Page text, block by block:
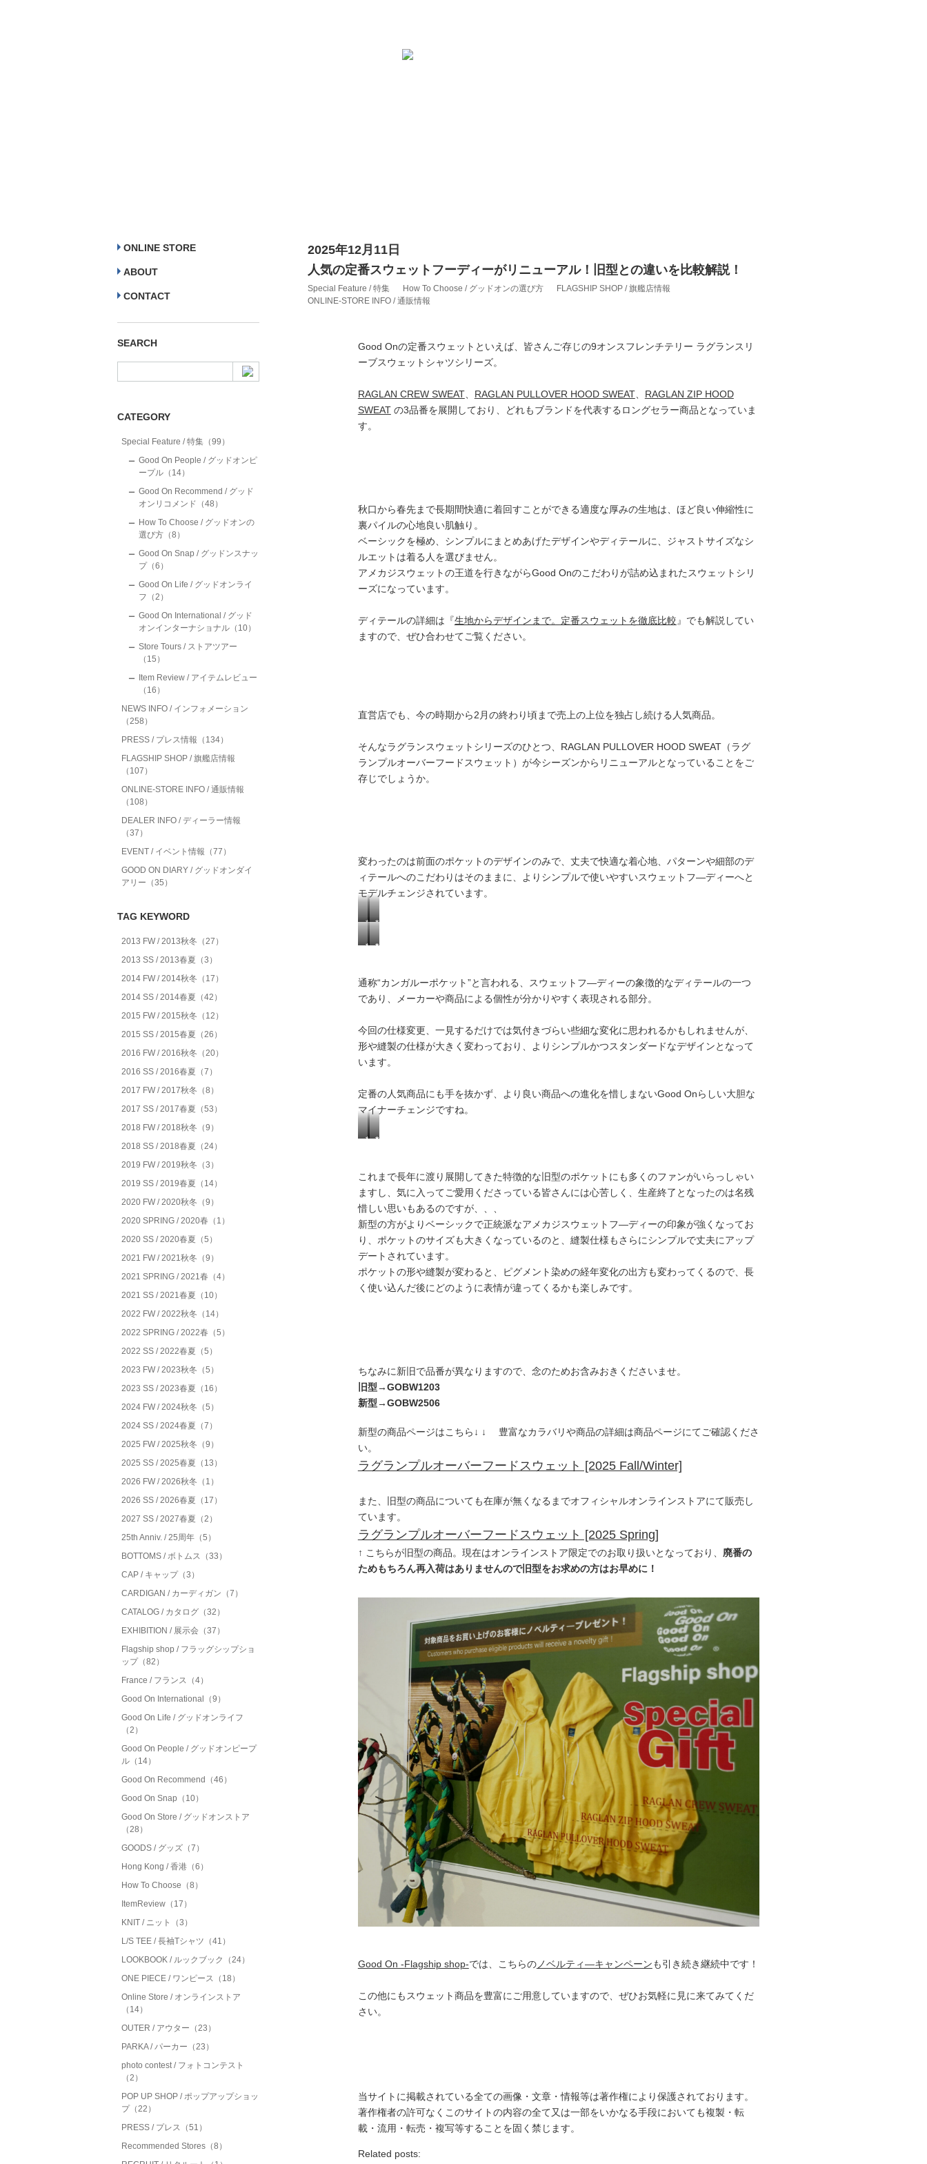
ONLINE STORE
ABOUT
CONTACT
SEARCH
CATEGORY
Special Feature / 特集（99）
Good On People / グッドオンピ
ープル（14）
Good On Recommend / グッド
オンリコメンド（48）
How To Choose / グッドオンの
選び方（8）
Good On Snap / グッドンスナッ
プ（6）
Good On Life / グッドオンライ
フ（2）
Good On International / グッド
オンインターナショナル（10）
Store Tours / ストアツアー
（15）
Item Review / アイテムレビュー
（16）
NEWS INFO / インフォメーション
（258）
PRESS / プレス情報（134）
FLAGSHIP SHOP / 旗艦店情報
（107）
ONLINE-STORE INFO / 通販情報
（108）
DEALER INFO / ディーラー情報
（37）
EVENT / イベント情報（77）
GOOD ON DIARY / グッドオンダイ
アリー（35）
TAG KEYWORD
2013 FW / 2013秋冬（27）
2013 SS / 2013春夏（3）
2014 FW / 2014秋冬（17）
2014 SS / 2014春夏（42）
2015 FW / 2015秋冬（12）
2015 SS / 2015春夏（26）
2016 FW / 2016秋冬（20）
2016 SS / 2016春夏（7）
2017 FW / 2017秋冬（8）
2017 SS / 2017春夏（53）
2018 FW / 2018秋冬（9）
2018 SS / 2018春夏（24）
2019 FW / 2019秋冬（3）
2019 SS / 2019春夏（14）
2020 FW / 2020秋冬（9）
2020 SPRING / 2020春（1）
2020 SS / 2020春夏（5）
2021 FW / 2021秋冬（9）
2021 SPRING / 2021春（4）
2021 SS / 2021春夏（10）
2022 FW / 2022秋冬（14）
2022 SPRING / 2022春（5）
2022 SS / 2022春夏（5）
2023 FW / 2023秋冬（5）
2023 SS / 2023春夏（16）
2024 FW / 2024秋冬（5）
2024 SS / 2024春夏（7）
2025 FW / 2025秋冬（9）
2025 SS / 2025春夏（13）
2026 FW / 2026秋冬（1）
2026 SS / 2026春夏（17）
2027 SS / 2027春夏（2）
25th Anniv. / 25周年（5）
BOTTOMS / ボトムス（33）
CAP / キャップ（3）
CARDIGAN / カーディガン（7）
CATALOG / カタログ（32）
EXHIBITION / 展示会（37）
Flagship shop / フラッグシップショ
ップ（82）
France / フランス（4）
Good On International（9）
Good On Life / グッドオンライフ
（2）
Good On People / グッドオンピープ
ル（14）
Good On Recommend（46）
Good On Snap（10）
Good On Store / グッドオンストア
（28）
GOODS / グッズ（7）
Hong Kong / 香港（6）
How To Choose（8）
ItemReview（17）
KNIT / ニット（3）
L/S TEE / 長袖Tシャツ（41）
LOOKBOOK / ルックブック（24）
ONE PIECE / ワンピース（18）
Online Store / オンラインストア
（14）
OUTER / アウター（23）
PARKA / パーカー（23）
photo contest / フォトコンテスト
（2）
POP UP SHOP / ポップアップショッ
プ（22）
PRESS / プレス（51）
Recommended Stores（8）
2025年12月11日
人気の定番スウェットフーディーがリニューアル！旧型との違いを比較解説！
Special Feature / 特集 How To Choose / グッドオンの選び方
FLAGSHIP SHOP / 旗艦店情報
ONLINE-STORE INFO / 通販情報
Good Onの定番スウェットといえば、皆さんご存じの9オンスフレンチテリー ラグランスリ
ーブスウェットシャツシリーズ。
RAGLAN CREW SWEAT、 RAGLAN PULLOVER HOOD SWEAT、 RAGLAN ZIP HOOD
SWEATの3品番を展開しており、どれもブランドを代表するロングセラー商品となっていま
す。
秋口から春先まで長期間快適に着回すことができる適度な厚みの生地は、ほど良い伸縮性に
裏パイルの心地良い肌触り。
ベーシックを極め、シンプルにまとめあげたデザインやディテールに、ジャストサイズなシ
ルエットは着る人を選びません。
アメカジスウェットの王道を行きながらGood Onのこだわりが詰め込まれたスウェットシリ
ーズになっています。
ディテールの詳細は『生地からデザインまで。定番スウェットを徹底比較 』でも解説してい
ますので、ぜひ合わせてご覧ください。
直営店でも、今の時期から2月の終わり頃まで売上の上位を独占し続ける人気商品。
そんなラグランスウェットシリーズのひとつ、RAGLAN PULLOVER HOOD SWEAT（ラグ
ランプルオーバーフードスウェット）が今シーズンからリニューアルとなっていることをご
存じでしょうか。
変わったのは前面のポケットのデザインのみで、丈夫で快適な着心地、パターンや細部のデ
ィテールへのこだわりはそのままに、よりシンプルで使いやすいスウェットフ―ディーへと
モデルチェンジされています。
＊
旧
＊
新
＊
＊
＊
＊
通称“カンガルーポケット”と言われる、スウェットフ―ディーの象徴的なディテールの一つ
であり、メーカーや商品による個性が分かりやすく表現される部分。
今回の仕様変更、一見するだけでは気付きづらい些細な変化に思われるかもしれませんが、
形や縫製の仕様が大きく変わっており、よりシンプルかつスタンダードなデザインとなって
います。
定番の人気商品にも手を抜かず、より良い商品への進化を惜しまないGood Onらしい大胆な
マイナーチェンジですね。
＊
＊
＊
＊
これまで長年に渡り展開してきた特徴的な旧型のポケットにも多くのファンがいらっしゃい
ますし、気に入ってご愛用くださっている皆さんには心苦しく、生産終了となったのは名残
惜しい思いもあるのですが、、、
新型の方がよりベーシックで正統派なアメカジスウェットフ―ディーの印象が強くなってお
り、ポケットのサイズも大きくなっているのと、縫製仕様もさらにシンプルで丈夫にアップ
デートされています。
ポケットの形や縫製が変わると、ピグメント染めの経年変化の出方も変わってくるので、長
く使い込んだ後にどのように表情が違ってくるかも楽しみです。
ちなみに新旧で品番が異なりますので、念のためお含みおきくださいませ。
旧型→GOBW1203
新型→GOBW2506
新型の商品ページはこちら↓ ↓ 豊富なカラバリや商品の詳細は商品ページにてご確認くださ
い。
ラグランプルオーバーフードスウェット [2025 Fall/Winter]
また、旧型の商品についても在庫が無くなるまでオフィシャルオンラインストアにて販売し
ています。
ラグランプルオーバーフードスウェット [2025 Spring]
↑ こちらが旧型の商品。現在はオンラインストア限定でのお取り扱いとなっており、 廃番の
ためもちろん再入荷はありませんので旧型をお求めの方はお早めに！
Good On -Flagship shop-では、こちらのノベルティ―キャンペーンも引き続き継続中です！
この他にもスウェット商品を豊富にご用意していますので、ぜひお気軽に見に来てみてくだ
さい。
当サイトに掲載されている全ての画像・文章・情報等は著作権により保護されております。
著作権者の許可なくこのサイトの内容の全て又は一部をいかなる手段においても複製・転
載・流用・転売・複写等することを固く禁じます。
Related posts: